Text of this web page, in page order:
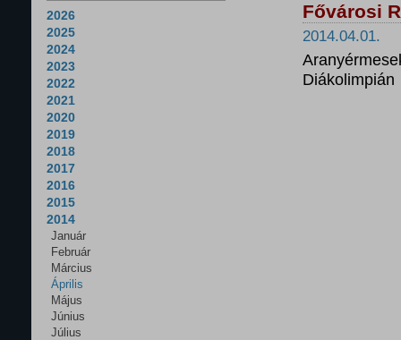
2026
2025
2024
2023
2022
2021
2020
2019
2018
2017
2016
2015
2014
Január
Február
Március
Április
Május
Június
Július
Fővárosi
2014.04.01.
Diákolimpián